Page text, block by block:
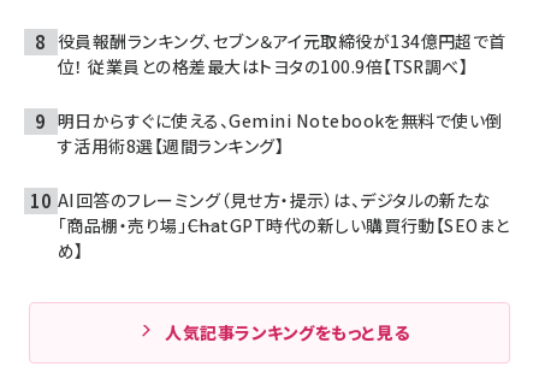
役員報酬ランキング、セブン＆アイ元取締役が134億円超で首
位！ 従業員との格差最大はトヨタの100.9倍【TSR調べ】
明日からすぐに使える、Gemini Notebookを無料で使い倒
す活用術8選【週間ランキング】
AI回答のフレーミング（見せ方・提示）は、デジタルの新たな
「商品棚・売り場」――ChatGPT時代の新しい購買行動【SEOまと
め】
人気記事ランキングをもっと見る